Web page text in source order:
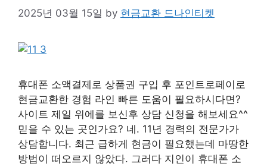
2025년 03월 15일 by 현금교환 드나인티켓
휴대폰 소액결제로 상품권 구입 후 포인트로페이로
현금교환한 경험 라인 빠른 도움이 필요하시다면?
사이트 제일 위에를 보신후 상담 신청을 해보세요^^
믿을 수 있는 곳인가요? 네. 11년 경력의 전문가가
상담합니다. 최근 급하게 현금이 필요했는데 마땅한
방법이 떠오르지 않았다. 그러다 지인이 휴대폰 소